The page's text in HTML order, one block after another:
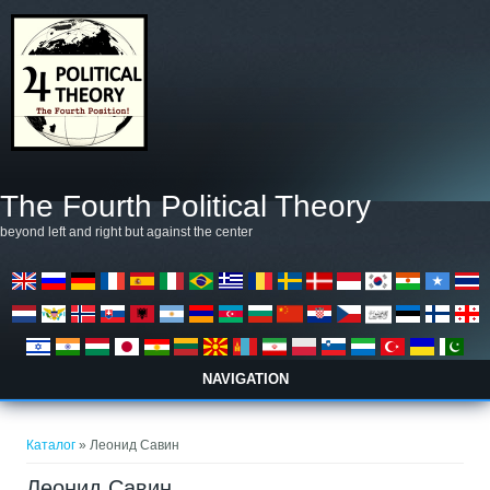
The Fourth Political Theory
beyond left and right but against the center
NAVIGATION
Каталог » Леонид Савин